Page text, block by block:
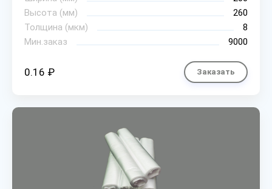
Высота (мм)
260
Толщина (мкм)
8
Мин.заказ
9000
0.16 ₽ Заказать